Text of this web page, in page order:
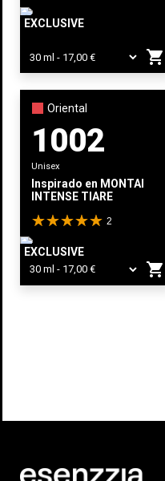
EXCLUSIVE
shopping_cart
Oriental
1002
Unisex
Inspirado en MONTALE
INTENSE TIARE
2
EXCLUSIVE
shopping_cart